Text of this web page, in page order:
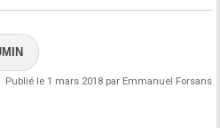
Publié le 1 mars 2018 par Emmanuel Forsans